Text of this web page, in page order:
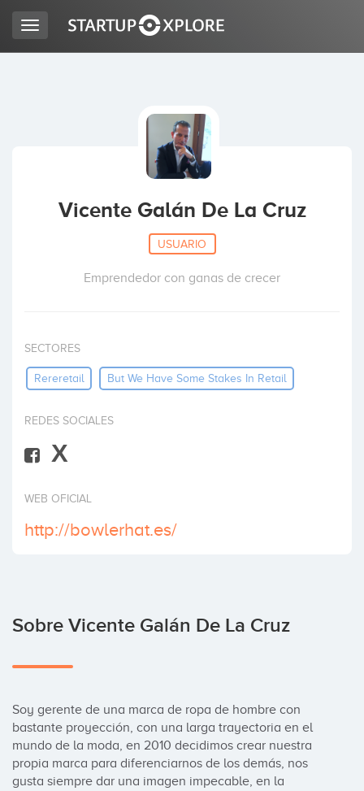
ACCESO
Invertir
Toggle
navigation
Vicente Galán De La Cruz
USUARIO
Emprendedor con ganas de crecer
SECTORES
Rereretail But We Have Some Stakes In Retail
REDES SOCIALES
X
WEB OFICIAL
http://bowlerhat.es/
Sobre Vicente Galán De La Cruz
Soy gerente de una marca de ropa de hombre con
bastante proyección, con una larga trayectoria en el
mundo de la moda, en 2010 decidimos crear nuestra
propia marca para diferenciarnos de los demás, nos
gusta siempre dar una imagen impecable, en la